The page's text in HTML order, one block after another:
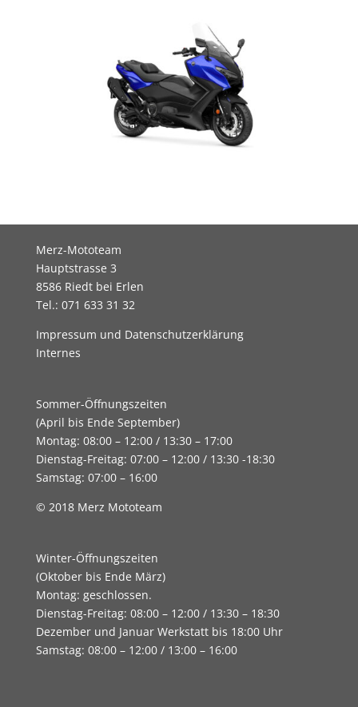
Merz-Mototeam
Hauptstrasse 3
8586 Riedt bei Erlen
Tel.: 071 633 31 32
Impressum und Datenschutzerklärung
Internes
Sommer-Öffnungszeiten
(April bis Ende September)
Montag: 08:00 – 12:00 / 13:30 – 17:00
Dienstag-Freitag: 07:00 – 12:00 / 13:30 -18:30
Samstag: 07:00 – 16:00
© 2018 Merz Mototeam
Winter-Öffnungszeiten
(Oktober bis Ende März)
Montag: geschlossen.
Dienstag-Freitag: 08:00 – 12:00 / 13:30 – 18:30
Dezember und Januar Werkstatt bis 18:00 Uhr
Samstag: 08:00 – 12:00 / 13:00 – 16:00